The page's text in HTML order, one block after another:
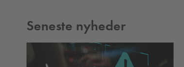
Seneste nyheder